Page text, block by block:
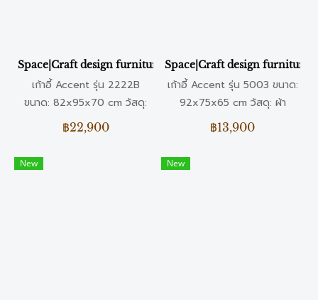
Space|Craft design furniture & living เก้าอี้ Accent รุ่น
เก้าอี้ Accent รุ่น 2222B
ขนาด: 82x95x70 cm วัสดุ:
หนังเทียม / ขาเหล็ก สี: สีครีม
฿22,900
Space|Craft design furniture
เก้าอี้ Accent รุ่น 5003 ขนาด:
92x75x65 cm วัสดุ: ผ้า
กำมะหยี่ สี: สีเหลือง / สีเทา
฿13,900
New New